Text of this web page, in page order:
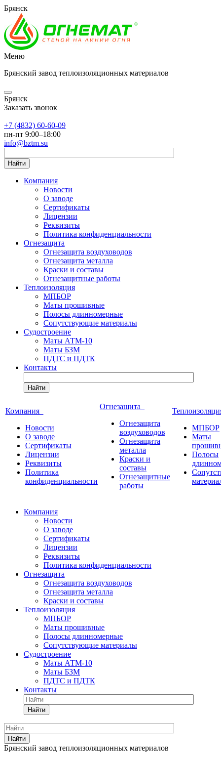
Брянск
Меню
Брянский завод теплоизоляционных материалов
Брянск
Заказать звонок
+7 (4832) 60-60-09
пн-пт 9:00–18:00
info@bztm.su
Найти
Компания
Новости
О заводе
Сертификаты
Лицензии
Реквизиты
Политика конфиденциальности
Огнезащита
Огнезащита воздуховодов
Огнезащита металла
Краски и составы
Огнезащитные работы
Теплоизоляция
МПБОР
Маты прошивные
Полосы длинномерные
Сопутствующие материалы
Судостроение
Маты АТМ-10
Маты БЗМ
ПДТС и ПДТК
Контакты
Найти
Компания
Новости
О заводе
Сертификаты
Лицензии
Реквизиты
Политика
конфиденциальности
Огнезащита
Огнезащита
воздуховодов
Огнезащита
металла
Краски и
составы
Огнезащитные
работы
МПБОР
Маты
Полосы
Компания
Новости
О заводе
Сертификаты
Лицензии
Реквизиты
Политика конфиденциальности
Огнезащита
Огнезащита воздуховодов
Огнезащита металла
Краски и составы
Теплоизоляция
МПБОР
Маты прошивные
Полосы длинномерные
Сопутствующие материалы
Судостроение
Маты АТМ-10
Маты БЗМ
ПДТС и ПДТК
Контакты
Найти
Найти
Брянский завод теплоизоляционных материалов